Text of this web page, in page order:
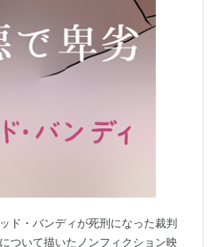
ド・バンディが死刑になった裁判
ついて描いたノンフィクション映